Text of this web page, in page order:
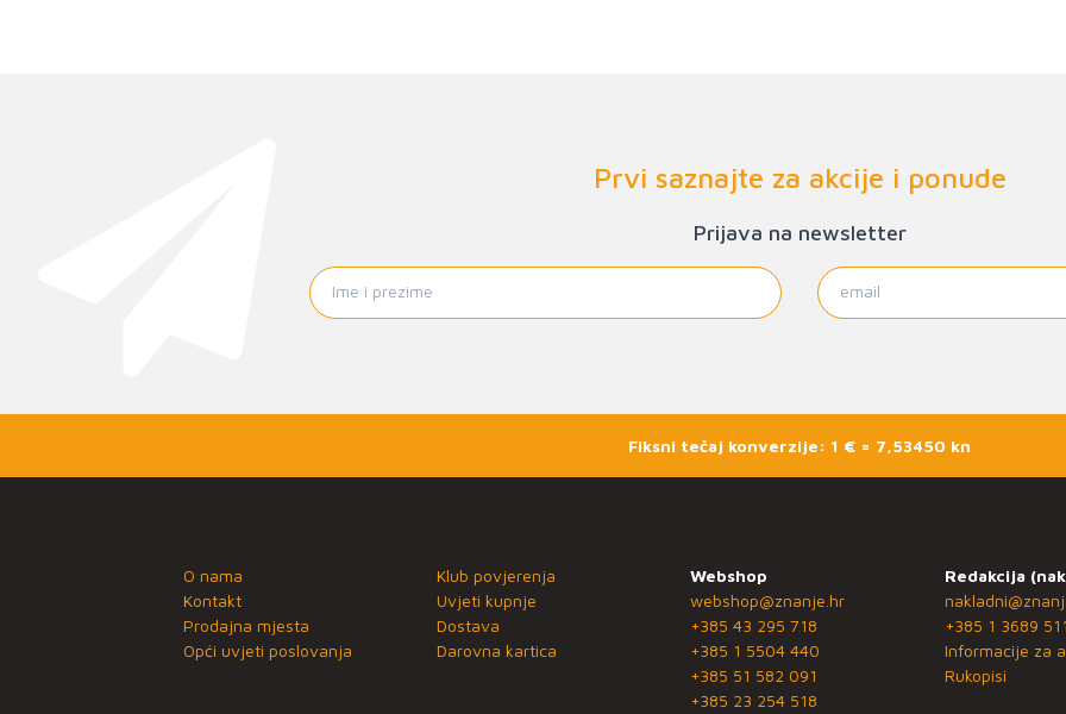
Prvi saznajte za akcije i ponude
Prijava na newsletter
Fiksni tečaj konverzije: 1 € = 7,53450 kn
O nama
Kontakt
Prodajna mjesta
Opći uvjeti poslovanja
Klub povjerenja
Uvjeti kupnje
Dostava
Darovna kartica
Webshop
webshop@znanje.hr
+385 43 295 718
+385 1 5504 440
+385 51 582 091
+385 23 254 518
Redakcija
+385 1 3689 511
Informacije za
Rukopisi